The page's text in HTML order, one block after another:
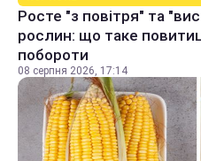
Росте "з повітря" та
рослин: що таке
побороти
08 серпня 2026, 17:14